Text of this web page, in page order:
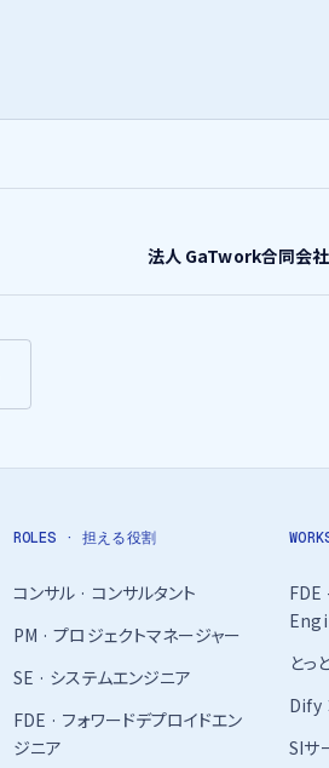
法人 GaTwork合同会
ROLES · 担える役割
コンサル · コンサルタント
PM · プロジェクトマネージャー
SE · システムエンジニア
FDE · フォワードデプロイドエン
ジニア
とっ
Dify
SIサ